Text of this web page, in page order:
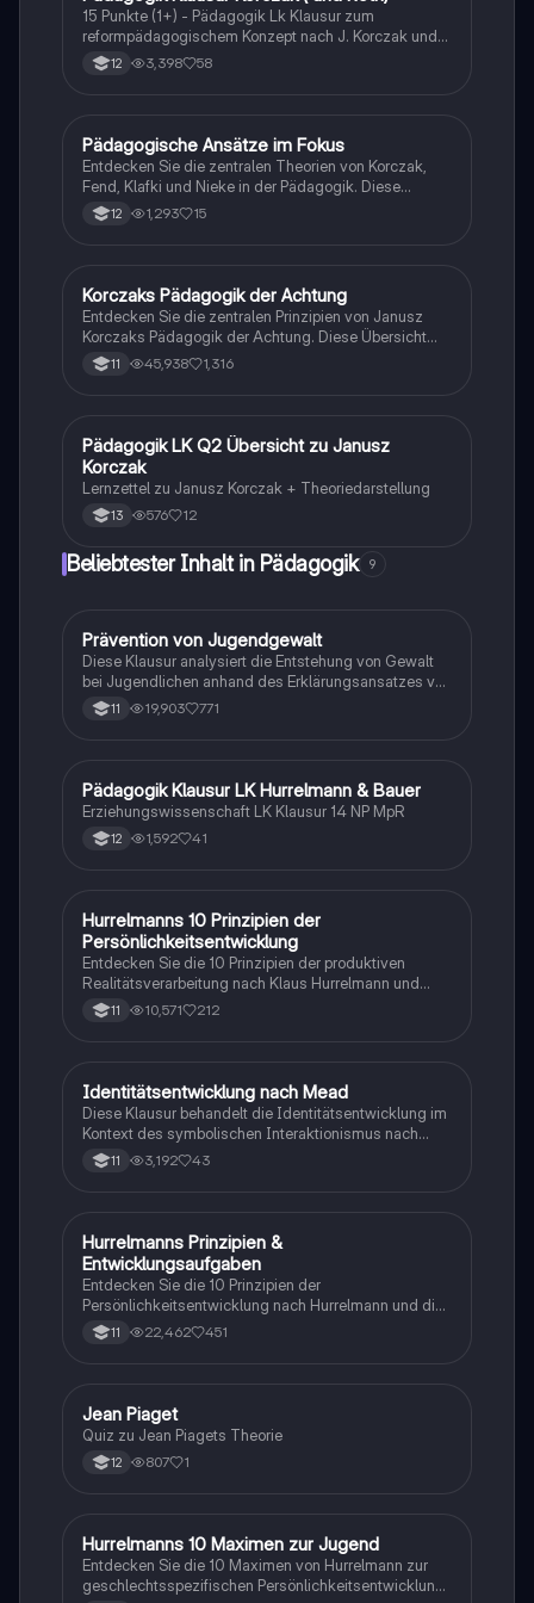
Pädagogik und Erziehungswissenschaften.
15 Punkte (1+) - Pädagogik Lk Klausur zum
reformpädagogischem Konzept nach J. Korczak und
zur Mündigkeit nach Roth.
12 3,398 58
Pädagogik
Pädagogische Ansätze im Fokus
Entdecken Sie die zentralen Theorien von Korczak,
Fend, Klafki und Nieke in der Pädagogik. Diese
Zusammenfassung behandelt reformpädagogische
Konzepte, Kinderrechte, interkulturelle Bildung und die
Grundlagen und Zielen moderner Pädagogik
auseinandersetzen möchten.
12 1,293 15
Pädagogik
Korczaks Pädagogik der Achtung
Entdecken Sie die zentralen Prinzipien von Janusz
Korczaks Pädagogik der Achtung. Diese Übersicht
behandelt die Rechte des Kindes, die Rolle der
Erzieher und innovative Methoden wie
Verständnis von Korczaks Einfluss auf die moderne
Pädagogik. (Typ: Zusammenfassung)
11 45,938 1,316
Pädagogik
Pädagogik LK Q2 Übersicht zu Janusz
Korczak
Lernzettel zu Janusz Korczak + Theoriedarstellung
13 576 12
Beliebtester Inhalt in Pädagogik 9
Pädagogik
Prävention von Jugendgewalt
Diese Klausur analysiert die Entstehung von Gewalt
bei Jugendlichen anhand des Erklärungsansatzes von
Heitmeyer. Sie beleuchtet die Lebenswege von Serkan
A. und Spyridon L., untersucht präventive
Studierende der Erziehungswissenschaften, die sich
mit Jugenddelinquenz und Gewaltprävention
auseinandersetzen möchten.
11 19,903 771
Pädagogik
Pädagogik Klausur LK Hurrelmann & Bauer
Erziehungswissenschaft LK Klausur 14 NP MpR
12 1,592 41
Pädagogik
Hurrelmanns 10 Prinzipien der
Persönlichkeitsentwicklung
Entdecken Sie die 10 Prinzipien der produktiven
Realitätsverarbeitung nach Klaus Hurrelmann und
deren Bedeutung für die Persönlichkeitsentwicklung.
Diese Zusammenfassung behandelt die Rolle von
Studierende der Sozialwissenschaften und
Pädagogik.
11 10,571 212
Pädagogik
Identitätsentwicklung nach Mead
Diese Klausur behandelt die Identitätsentwicklung im
Kontext des symbolischen Interaktionismus nach
George H. Mead. Wichtige Themen sind die Konzepte
von I, Me, Self, Mind sowie die Rolle von Sozialisation,
mit der Theorie der Identitätsbildung
auseinandersetzen möchten.
11 3,192 43
Pädagogik
Hurrelmanns Prinzipien &
Entwicklungsaufgaben
Entdecken Sie die 10 Prinzipien der
Persönlichkeitsentwicklung nach Hurrelmann und die
4 zentralen Entwicklungsaufgaben. Diese Schaubilder
bieten einen klaren Überblick über Identitätsbildung,
Sozialwissenschaften und Pädagogik.
11 22,462 451
JPsychologie
Jean Piaget
Quiz zu Jean Piagets Theorie
12 807 1
Psychologie
Hurrelmanns 10 Maximen zur Jugend
Entdecken Sie die 10 Maximen von Hurrelmann zur
geschlechtsspezifischen Persönlichkeitsentwicklung